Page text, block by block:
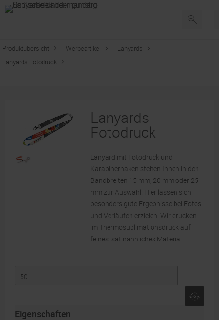
Produktübersicht Werbeartikel
Lanyards
Lanyards Fotodruck
Lanyards
Fotodruck
Lanyard mit Fotodruck und
Karabinerhaken stehen Ihnen in den
Bandbreiten 15 mm, 20 mm oder 25
mm zur Auswahl. Hier lassen sich
besonders gute Ergebnisse bei Fotos
und Verläufen erzielen. Wir drucken
im Thermosublimationsdruck auf
feines, satinähnliches Material.
Eigenschaften